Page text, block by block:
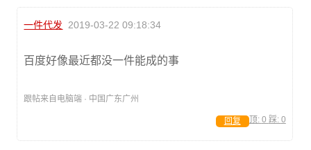
一件代发 2019-03-22 09:18:34
百度好像最近都没一件能成的事
跟帖来自电脑端 · 中国广东广州
顶: 0 踩: 0
回复